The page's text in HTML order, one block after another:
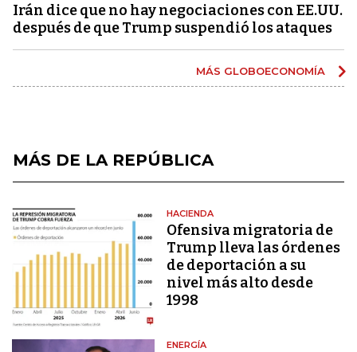
Irán dice que no hay negociaciones con EE.UU.
después de que Trump suspendió los ataques
MÁS GLOBOECONOMÍA
MÁS DE LA REPÚBLICA
HACIENDA
Ofensiva migratoria de
Trump lleva las órdenes
de deportación a su
nivel más alto desde
1998
ENERGÍA